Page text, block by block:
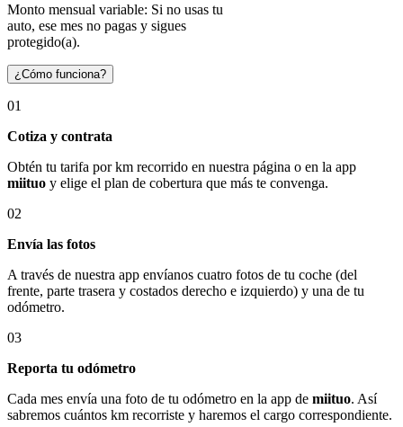
Monto mensual variable: Si no usas tu
auto, ese mes no pagas y sigues
protegido(a).
¿Cómo funciona?
01
Cotiza y contrata
Obtén tu tarifa por km recorrido en nuestra página o en la app
miituo y elige el plan de cobertura que más te convenga.
02
Envía las fotos
A través de nuestra app envíanos cuatro fotos de tu coche (del
frente, parte trasera y costados derecho e izquierdo) y una de tu
odómetro.
03
Reporta tu odómetro
Cada mes envía una foto de tu odómetro en la app de miituo. Así
sabremos cuántos km recorriste y haremos el cargo correspondiente.